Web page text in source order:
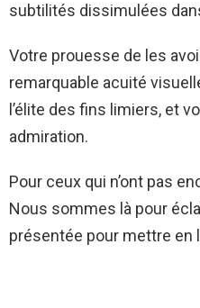
subtilités dissimulées
Votre prouesse de les
remarquable acuité
l’élite des fins limiers, et
admiration.
Pour ceux qui n’ont pas
Nous sommes là pour
présentée pour mettre